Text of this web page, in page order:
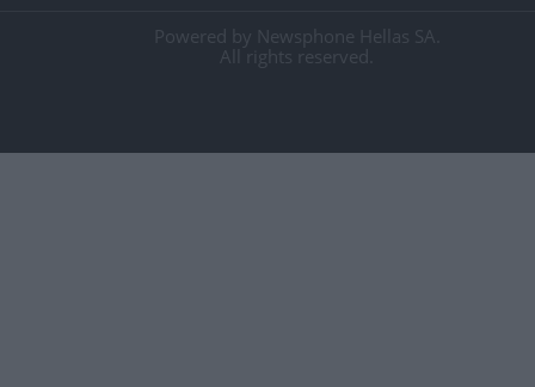
Powered by Newsphone Hellas SA.
All rights reserved.